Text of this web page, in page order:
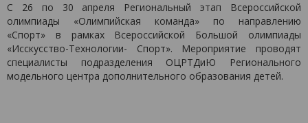
С 26 по 30 апреля Региональный этап Всероссийской
олимпиады «Олимпийская команда» по направлению
«Спорт» в рамках Всероссийской Большой олимпиады
«Исскусство-Технологии- Спорт». Мероприятие проводят
специалисты подразделения ОЦРТДиЮ Регионального
модельного центра дополнительного образования детей.